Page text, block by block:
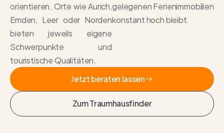
orientieren. Orte wie Aurich,
Emden, Leer oder Norden
bieten jeweils eigene
Schwerpunkte und
touristische Qualitäten.
gelegenen Ferienimmobilien
konstant hoch bleibt.
Jetzt beraten lassen
Zum Traumhausfinder